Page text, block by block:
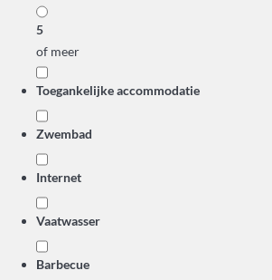
5
of meer
Toegankelijke accommodatie
Zwembad
Internet
Vaatwasser
Barbecue